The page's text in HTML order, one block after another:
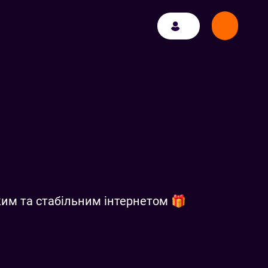
та стабільним інтернетом 🎁